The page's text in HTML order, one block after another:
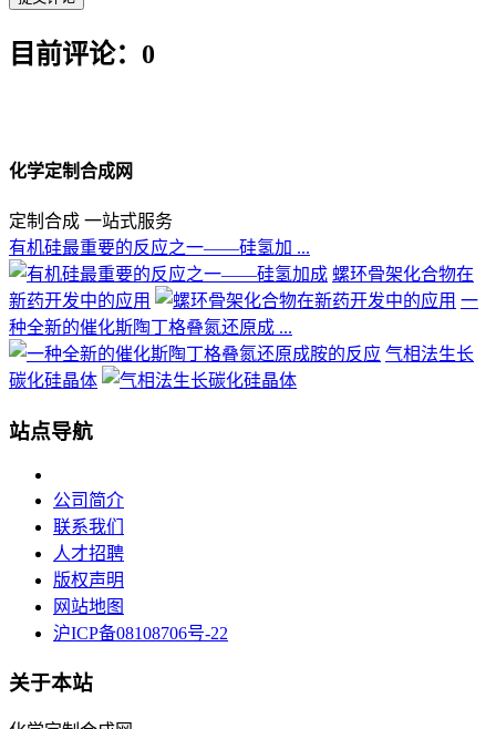
目前评论：0
化学定制合成网
定制合成 一站式服务
有机硅最重要的反应之一——硅氢加 ...
螺环骨架化合物在
新药开发中的应用
一
种全新的催化斯陶丁格叠氮还原成 ...
气相法生长
碳化硅晶体
站点导航
公司简介
联系我们
人才招聘
版权声明
网站地图
沪ICP备08108706号-22
关于本站